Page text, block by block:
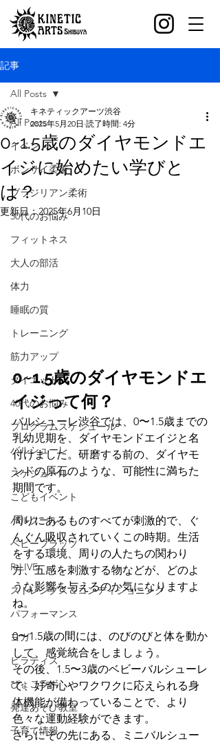
記事
All Posts
イベント
ボンサイ柔術
ブラジリアン柔術
30代のお悩み
フィットネス
大人の部活
体力
睡眠の質
トレーニング
筋力アップ
ダイエット
40代のお悩み
プログラムスケジュール
バルシューレ
スケジュール
こどもイベント
パルクール
ベビープラッツ
R-LIVE
ストレングス＆コンディショニング
パフォーマンス
ヨガ
ピラティス
ぴょこラボ
発達あそび教室
子育て情報
All Posts
0~1.5歳のダイヤモンドエ
イジに始めたい学びと
は？
キネティックアーツ渋谷
2025年5月20日 読了時間: 4分
更新日：2025年6月10日
0~1.5歳のダイヤモンドエ
イジって何？
バルシューレ渋谷では、0〜1.5歳までの
乳幼児期を、ダイヤモンドエイジと名
付けました。研磨する前の、ダイヤモ
ンドの原石のような、可能性に満ちた
期間です。
周りにあるものすべてが刺激的で、ぐ
んぐん吸収されていくこの時期。生活
をする環境、周りの人たちの関わり
方、五感を刺激する物などが、どのよ
うな影響を与えるのか気になりますよ
ね。
0〜1.5歳の間には、のびのびと体を動か
して、感覚統合をしましょう。
その後、1.5〜3歳のベビーバルシューレ
で、好奇心やワクワクに応えられる身
体機能が備わっていることで、より
色々な運動経験ができます。
さらにその先にある、ミニバルシュー